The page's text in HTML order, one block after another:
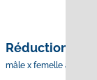
Réduction
mâle x femelle à coller